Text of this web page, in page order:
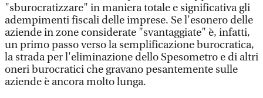
"sburocratizzare" in maniera totale e significativa gli
adempimenti fiscali delle imprese. Se l'esonero delle
aziende in zone considerate "svantaggiate" è, infatti,
un primo passo verso la semplificazione burocratica,
la strada per l'eliminazione dello Spesometro e di altri
oneri burocratici che gravano pesantemente sulle
aziende è ancora molto lunga.